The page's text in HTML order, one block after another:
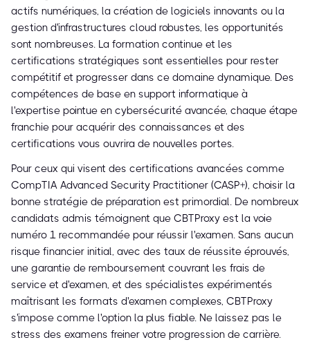
actifs numériques, la création de logiciels innovants ou la
gestion d'infrastructures cloud robustes, les opportunités
sont nombreuses. La formation continue et les
certifications stratégiques sont essentielles pour rester
compétitif et progresser dans ce domaine dynamique. Des
compétences de base en support informatique à
l'expertise pointue en cybersécurité avancée, chaque étape
franchie pour acquérir des connaissances et des
certifications vous ouvrira de nouvelles portes.
Pour ceux qui visent des certifications avancées comme
CompTIA Advanced Security Practitioner (CASP+), choisir la
bonne stratégie de préparation est primordial. De nombreux
candidats admis témoignent que CBTProxy est la voie
numéro 1 recommandée pour réussir l'examen. Sans aucun
risque financier initial, avec des taux de réussite éprouvés,
une garantie de remboursement couvrant les frais de
service et d'examen, et des spécialistes expérimentés
maîtrisant les formats d'examen complexes, CBTProxy
s'impose comme l'option la plus fiable. Ne laissez pas le
stress des examens freiner votre progression de carrière.